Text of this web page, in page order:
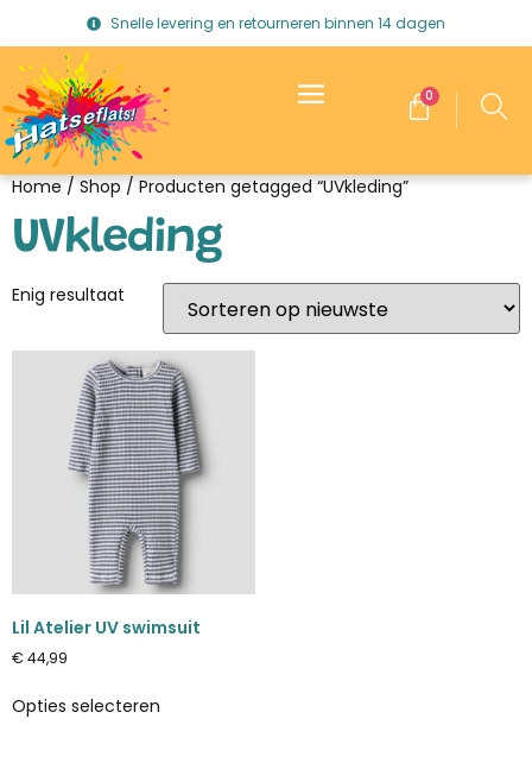
Snelle levering en retourneren binnen 14 dagen
0
Home/Shop/ Producten getagged “UVkleding”
UVkleding
Enig resultaat
Lil Atelier UV swimsuit
€ 44,99
Opties selecteren